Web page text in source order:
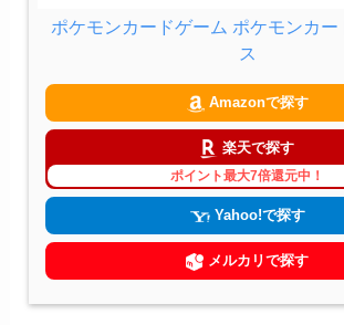
ポケモンカードゲーム ポケモンカー
ス
Amazonで探す
楽天で探す
ポイント最大7倍還元中！
Yahoo!で探す
メルカリで探す